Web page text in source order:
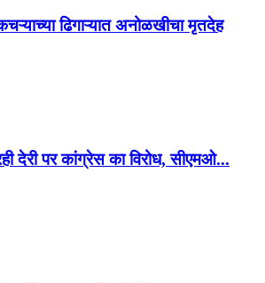
ढिगाऱ्यात अनोळखीचा मृतदेह
देरी पर कांग्रेस का विरोध, सीएमओ...